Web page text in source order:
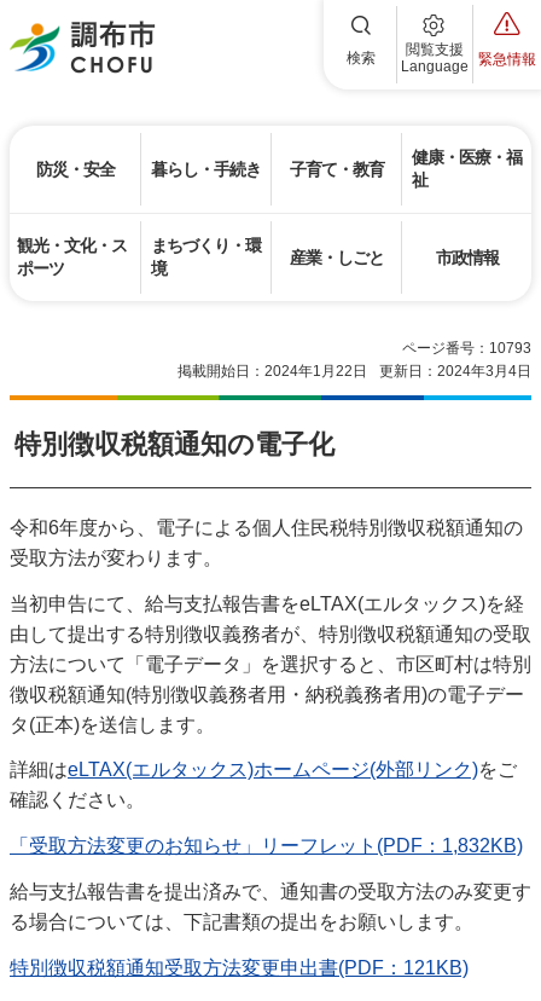
調布市 検索
閲覧支援
Language
緊急情報
防災・安全 暮らし・手続き 子育て・教育
健康・医療・福
祉
観光・文化・ス
ポーツ
まちづくり・環
境
産業・しごと 市政情報
ページ番号：10793
掲載開始日：2024年1月22日
更新日：2024年3月4日
特別徴収税額通知の電子化
令和6年度から、電子による個人住民税特別徴収税額通知の
受取方法が変わります。
当初申告にて、給与支払報告書をeLTAX(エルタックス)を経
由して提出する特別徴収義務者が、特別徴収税額通知の受取
方法について「電子データ」を選択すると、市区町村は特別
徴収税額通知(特別徴収義務者用・納税義務者用)の電子デー
タ(正本)を送信します。
詳細はeLTAX(エルタックス)ホームページ(外部リンク)をご
確認ください。
「受取方法変更のお知らせ」リーフレット(PDF：1,832KB)
給与支払報告書を提出済みで、通知書の受取方法のみ変更す
る場合については、下記書類の提出をお願いします。
特別徴収税額通知受取方法変更申出書(PDF：121KB)